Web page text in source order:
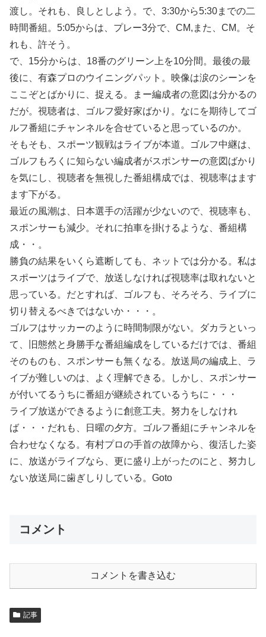
渡し。それも、良しとしよう。で、3:30から5:30までの二
時間番組。5:05からは、プレー3分で、CM,また、CM。そ
れも、許そう。
で、15分からは、18番のグリーン上を10分間。最後の最
後に、有森プロのウイニングパット。映像は涙のシーンを
ここぞとばかりに、捉える。まー編成者の意図は分かるの
だが。視聴者は、ゴルフ愛好家ばかり。なにを期待してゴ
ルフ番組にチャンネルを合せていると思っているのか。
そもそも、スポーツ観戦はライブが本道。ゴルフ中継は、
ゴルフもろくに知らない編成者がスポンサーの意図ばかり
を気にし、視聴者を無視した番組構成では、視聴率はます
ます下がる。
最近の風潮は、日本選手の活躍が少ないので、視聴率も、
スポンサーも減少。それに拍車を掛けるような、番組構
成・・。
勝負の結果をいくら遮断しても、ネットでは分かる。私は
スポーツはライブで、放送しなければ視聴率は取れないと
思っている。だとすれば、ゴルフも、そろそろ、ライブに
切り替えるべきではないか・・・。
ゴルフはサッカーのように時間制限がない。ダカラといっ
て、旧態然と身勝手な番組編成をしているだけでは、番組
そのものも、スポンサーも無くなる。放送局の編成上、ラ
イブが難しいのは、よく理解できる。しかし、スポンサー
が付いてるうちに番組が継続されているうちに・・・
ライブ放送ができるように創意工夫。努力をしなけれ
ば・・・だれも、日曜の夕方。ゴルフ番組にチャンネルを
合わせなくなる。有村プロの手首の故障から、復活した姿
に、放送がライブなら、更に盛り上がったのにと、努力し
ない放送局に歯ぎしりしている。Goto
コメント
コメントを書き込む
記事